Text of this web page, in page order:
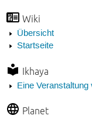
Wiki
Übersicht
Startseite
Ikhaya
Eine
Planet